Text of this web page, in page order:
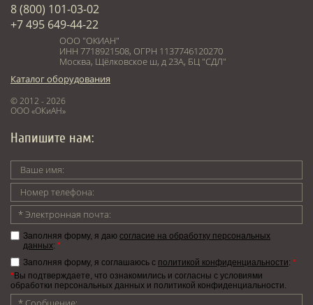
8 (800) 101-03-02
+7 495 649-44-22
ООО "ОКИАН"
ИНН 7718921508, ОГРН 1137746120270
Москва, Щёлковское ш, д 23А, БЦ "СДЛ"
Каталог оборудования
© 2012 - 2026
ООО «ОКиАН»
Напишите нам:
Заполняя форму, я даю согласие на обработку персональных
данных: *
Заполняя форму, я соглашаюсь с политикой конфиденциальности: *
*Вы подтверждаете, что ознакомились и согласны с условиями
обработки персональных данных и политикой конфиденциальности.